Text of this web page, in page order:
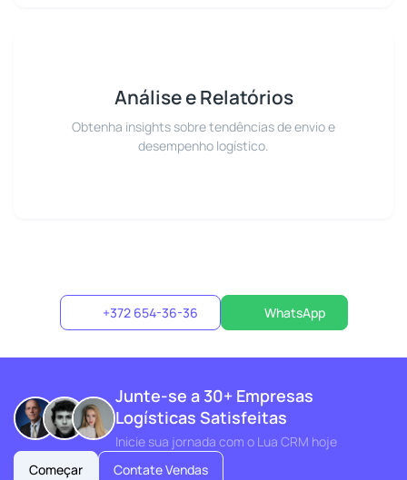
Análise e Relatórios
Obtenha insights sobre tendências de envio e
desempenho logístico.
+372 654-36-36 WhatsApp
Junte-se a 30+ Empresas
Logísticas Satisfeitas
Inicie sua jornada com o Lua CRM hoje
Começar
Contate Vendas